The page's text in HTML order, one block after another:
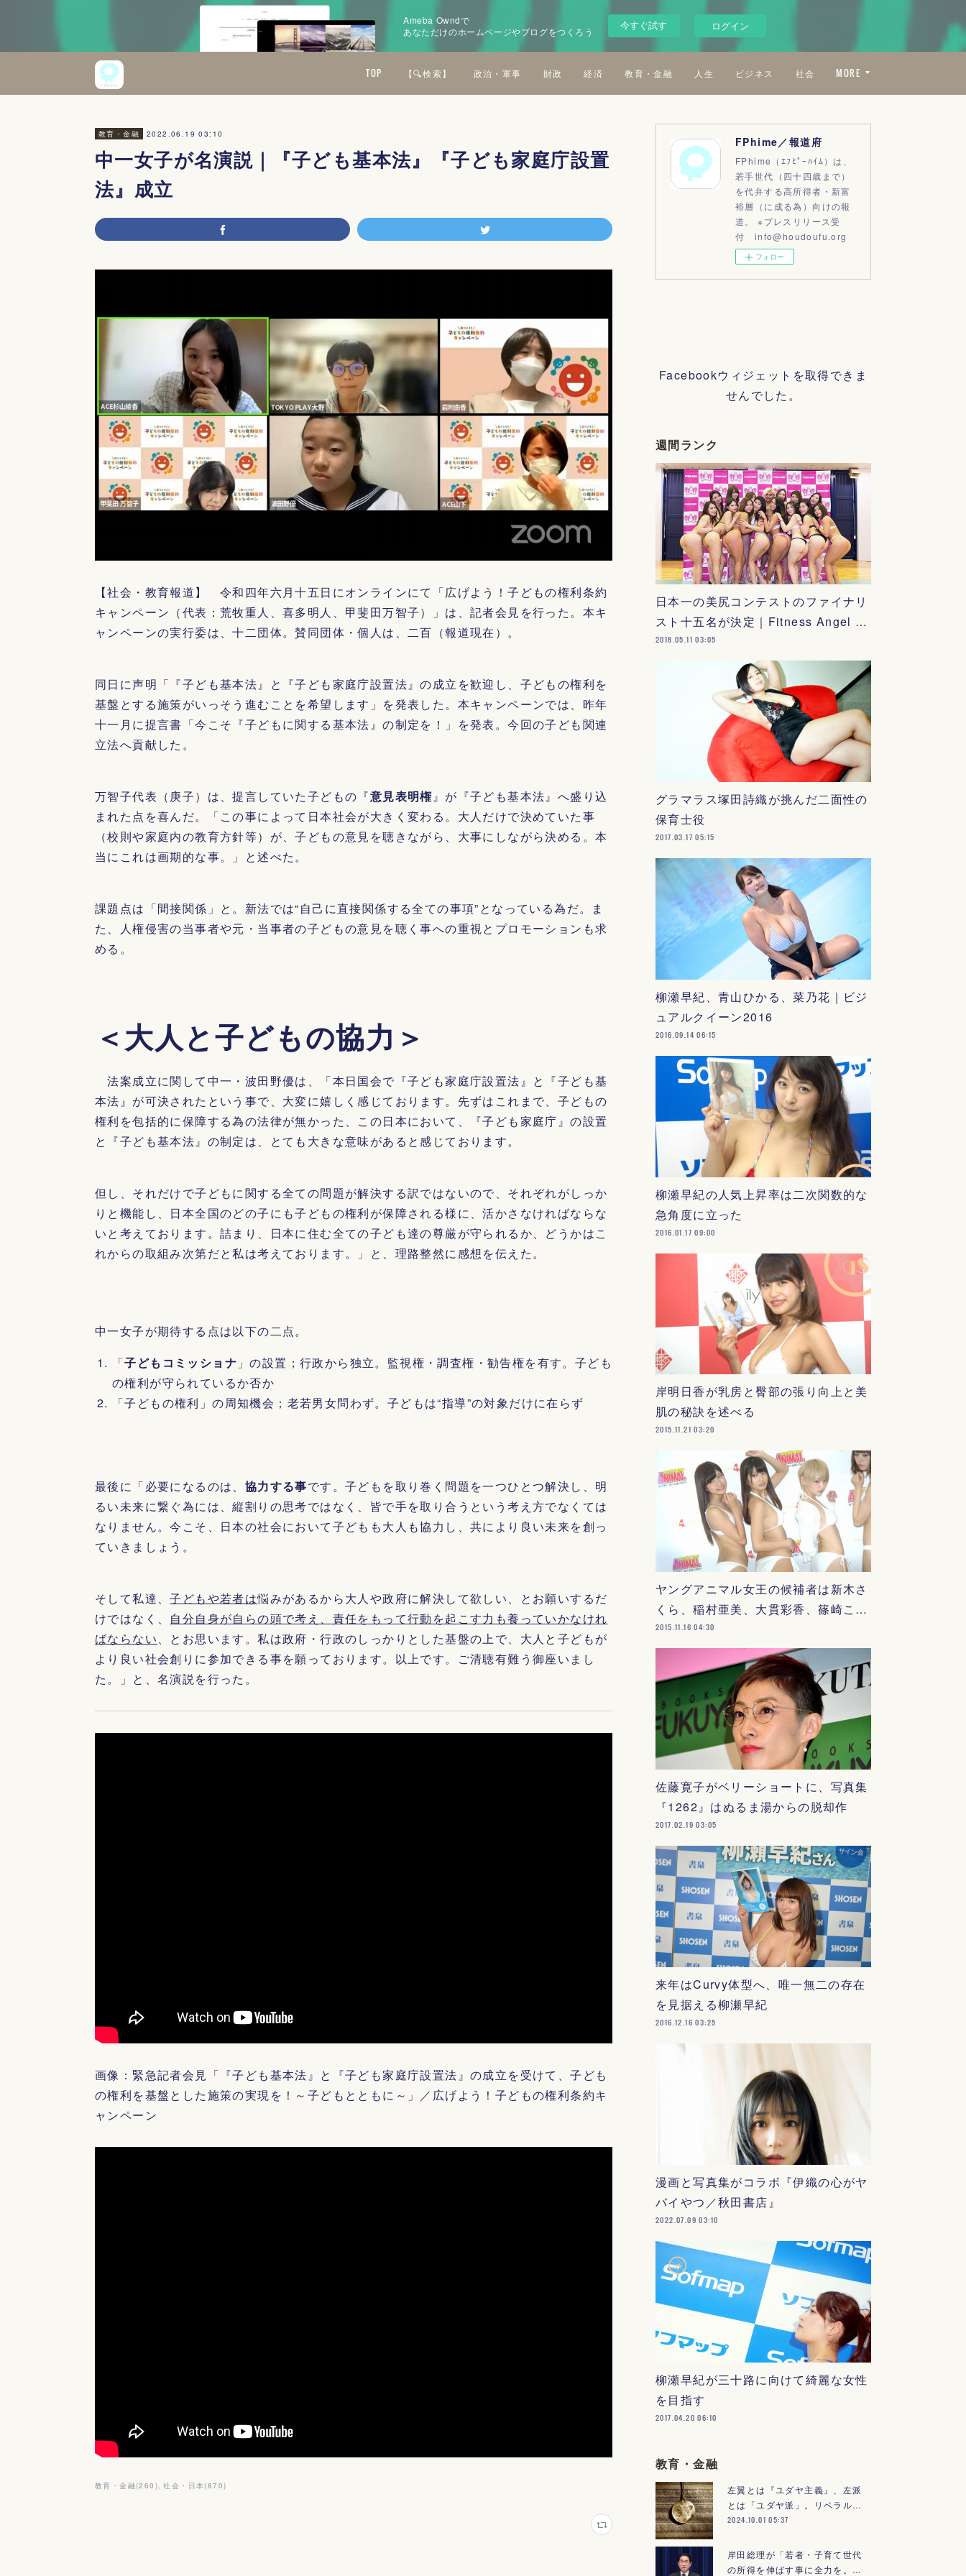
Ameba Owndで
あなただけのホームページやブログをつくろう
今すぐ試す ログイン
TOP 【🔍検索】 政治・軍事 財政 経済 教育・金融 人生 ビジネス 社会 MORE
教育・金融 2022.06.19 03:10
中一女子が名演説｜『子ども基本法』『子ども家庭庁設置
法』成立
【社会・教育報道】 令和四年六月十五日にオンラインにて「広げよう！子どもの権利条約
キャンペーン（代表：荒牧重人、喜多明人、甲斐田万智子）」は、記者会見を行った。本キ
ャンペーンの実行委は、十二団体。賛同団体・個人は、二百（報道現在）。
同日に声明「『子ども基本法』と『子ども家庭庁設置法』の成立を歓迎し、子どもの権利を
基盤とする施策がいっそう進むことを希望します」を発表した。本キャンペーンでは、昨年
十一月に提言書「今こそ『子どもに関する基本法』の制定を！」を発表。今回の子ども関連
立法へ貢献した。
万智子代表（庚子）は、提言していた子どもの『意見表明権』が『子ども基本法』へ盛り込
まれた点を喜んだ。「この事によって日本社会が大きく変わる。大人だけで決めていた事
（校則や家庭内の教育方針等）が、子どもの意見を聴きながら、大事にしながら決める。本
当にこれは画期的な事。」と述べた。
課題点は「間接関係」と。新法では“自己に直接関係する全ての事項”となっている為だ。ま
た、人権侵害の当事者や元・当事者の子どもの意見を聴く事への重視とプロモーションも求
める。
＜大人と子どもの協力＞
法案成立に関して中一・波田野優は、「本日国会で『子ども家庭庁設置法』と『子ども基
本法』が可決されたという事で、大変に嬉しく感じております。先ずはこれまで、子どもの
権利を包括的に保障する為の法律が無かった、この日本において、『子ども家庭庁』の設置
と『子ども基本法』の制定は、とても大きな意味があると感じております。
但し、それだけで子どもに関する全ての問題が解決する訳ではないので、それぞれがしっか
りと機能し、日本全国のどの子にも子どもの権利が保障される様に、活かさなければならな
いと考えております。詰まり、日本に住む全ての子ども達の尊厳が守られるか、どうかはこ
れからの取組み次第だと私は考えております。」と、理路整然に感想を伝えた。
中一女子が期待する点は以下の二点。
「子どもコミッショナ 」の設置；行政から独立。監視権・調査権・勧告権を有す。子ども
の権利が守られているか否か
「子どもの権利」の周知機会；老若男女問わず。子どもは“指導”の対象だけに在らず
最後に「必要になるのは、 協力する事です。子どもを取り巻く問題を一つひとつ解決し、明
るい未来に繋ぐ為には、縦割りの思考ではなく、皆で手を取り合うという考え方でなくては
なりません。今こそ、日本の社会において子どもも大人も協力し、共により良い未来を創っ
ていきましょう。
そして私達、子どもや若者は悩みがあるから大人や政府に解決して欲しい、とお願いするだ
けではなく、 自分自身が自らの頭で考え、責任をもって行動を起こす力も養っていかなけれ
ばならない、とお思います。私は政府・行政のしっかりとした基盤の上で、大人と子どもが
より良い社会創りに参加できる事を願っております。以上です。ご清聴有難う御座いまし
た。」と、名演説を行った。
画像：緊急記者会見「『子ども基本法』と『子ども家庭庁設置法』の成立を受けて、子ども
の権利を基盤とした施策の実現を！～子どもとともに～」／広げよう！子どもの権利条約キ
ャンペーン
教育・金融(260 ) 社会・日本(870)
FPhime／報道府
FPhime（ｴﾌﾋﾟｰﾊｲﾑ）は、
若手世代（四十四歳まで）
を代弁する高所得者・新富
裕層（に成る為）向けの報
道。 ※プレスリリース受
付 info@houdoufu.org
フォロー
Facebookウィジェットを取得できま
せんでした。
週間ランク
日本一の美尻コンテストのファイナリ
スト十五名が決定｜Fitness Angel …
2018.05.11 03:05
グラマラス塚田詩織が挑んだ二面性の
保育士役
2017.03.17 05:15
柳瀬早紀、青山ひかる、菜乃花｜ビジ
ュアルクイーン2016
2016.09.14 06:15
柳瀬早紀の人気上昇率は二次関数的な
急角度に立った
2016.01.17 09:00
岸明日香が乳房と臀部の張り向上と美
肌の秘訣を述べる
2015.11.21 03:20
ヤングアニマル女王の候補者は新木さ
くら、稲村亜美、大貫彩香、篠崎こ…
2015.11.16 04:30
佐藤寛子がベリーショートに、写真集
『1262』はぬるま湯からの脱却作
2017.02.19 03:05
来年はCurvy体型へ、唯一無二の存在
を見据える柳瀬早紀
2016.12.16 03:25
漫画と写真集がコラボ『伊織の心がヤ
バイやつ／秋田書店』
2022.07.09 03:10
柳瀬早紀が三十路に向けて綺麗な女性
を目指す
2017.04.20 06:10
教育・金融
左翼とは『ユダヤ主義』、左派
とは「ユダヤ派」。リベラル…
2024.10.01 05:37
岸田総理が「若者・子育て世代
の所得を伸ばす事に全力を。…